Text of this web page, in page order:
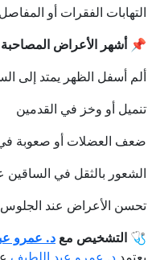
التهابات الفقرات أو المفاصل
📌أشهر الأعراض المصاحبة
ألم أسفل الظهر يمتد إلى
تنميل أو وخز في القدمين
ضعف العضلات أو صعوبة في
الشعور بالثقل في
تحسن الأعراض عند الجلوس
🩺 التشخيص مع د. عمرو